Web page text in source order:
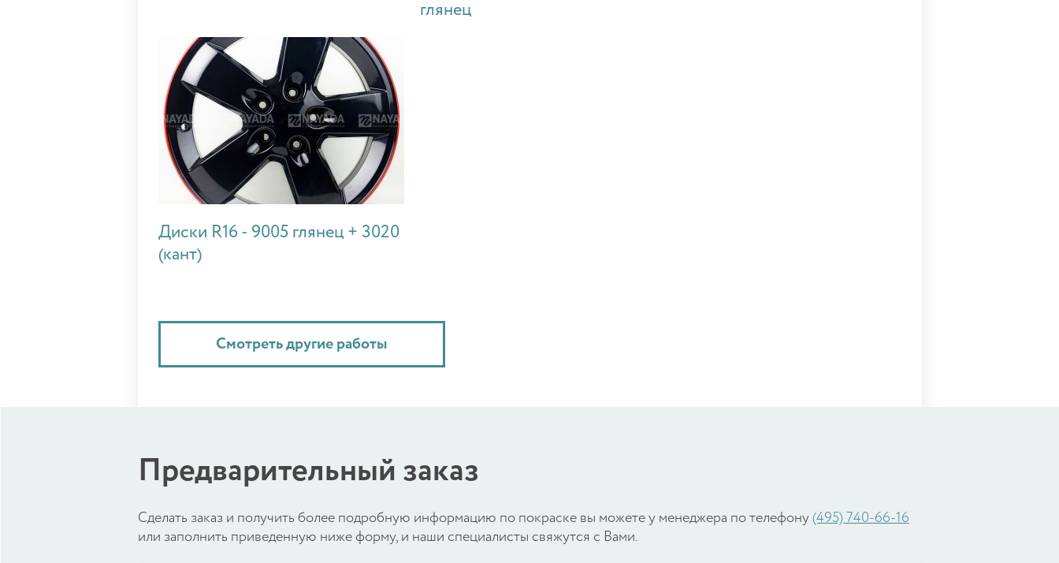
глянец
Диски R16 - 9005 глянец + 3020
(кант)
Смотреть другие работы
Предварительный заказ
Cделать заказ и получить более подробную информацию по покраске вы можете у менеджера по телефону (495) 740-66-16
или заполнить приведенную ниже форму, и наши специалисты свяжутся с Вами.